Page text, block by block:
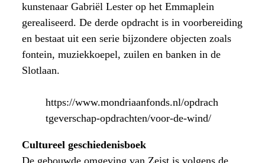
kunstenaar Gabriël Lester op het Emmaplein
gerealiseerd. De derde opdracht is in voorbereiding
en bestaat uit een serie bijzondere objecten zoals
fontein, muziekkoepel, zuilen en banken in de
Slotlaan.
https://www.mondriaanfonds.nl/opdrach
tgeverschap-opdrachten/voor-de-wind/
Cultureel geschiedenisboek